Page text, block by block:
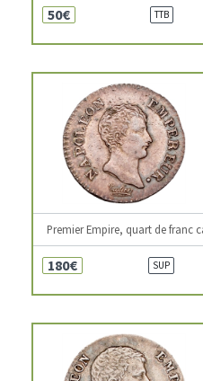
50€ TTB
Premier Empire, quart de franc
180€ SUP